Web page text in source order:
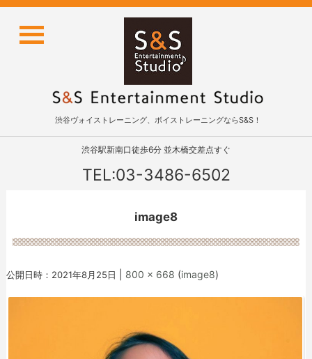
渋谷ヴォイストレーニング、ボイストレーニングならS&S！
渋谷駅新南口徒歩6分 並木橋交差点すぐ
TEL:03-3486-6502
image8
公開日時： 2021年8月25日 800 × 668 (image8)